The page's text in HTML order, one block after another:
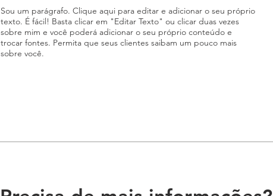
Sou um parágrafo. Clique aqui para editar e adicionar o seu próprio
texto. É fácil! Basta clicar em "Editar Texto" ou clicar duas vezes
sobre mim e você poderá adicionar o seu próprio conteúdo e
trocar fontes. Permita que seus clientes saibam um pouco mais
sobre você.